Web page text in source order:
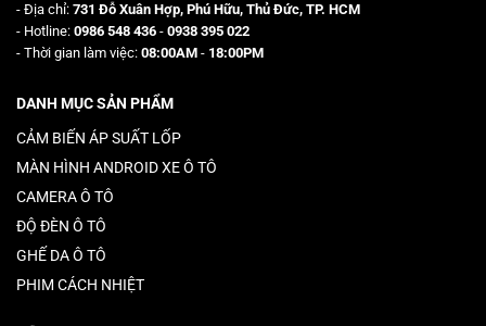
- Địa chỉ: 731 Đỗ Xuân Hợp, Phú Hữu, Thủ Đức, TP. HCM
- Hotline: 0986 548 436 - 0938 395 022
- Thời gian làm việc: 08:00AM - 18:00PM
DANH MỤC SẢN PHẨM
CẢM BIẾN ÁP SUẤT LỐP
MÀN HÌNH ANDROID XE Ô TÔ
CAMERA Ô TÔ
ĐỘ ĐÈN Ô TÔ
GHẾ DA Ô TÔ
PHIM CÁCH NHIỆT